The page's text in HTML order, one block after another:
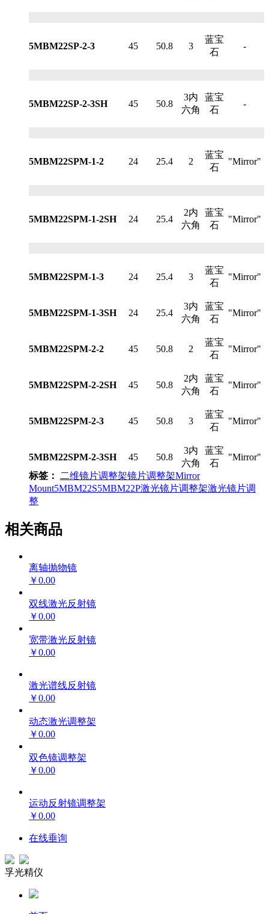
5MBM22SP-2-3 45 50.8 3
蓝宝
石
-
5MBM22SP-2-3SH 45 50.8
3内
六角
蓝宝
石
-
5MBM22SPM-1-2 24 25.4 2
蓝宝
石
"Mirror"
5MBM22SPM-1-2SH 24 25.4
2内
六角
蓝宝
石
"Mirror"
5MBM22SPM-1-3 24 25.4 3
蓝宝
石
"Mirror"
5MBM22SPM-1-3SH 24 25.4
3内
六角
蓝宝
石
"Mirror"
5MBM22SPM-2-2 45 50.8 2
蓝宝
石
"Mirror"
5MBM22SPM-2-2SH 45 50.8
2内
六角
蓝宝
石
"Mirror"
5MBM22SPM-2-3 45 50.8 3
蓝宝
石
"Mirror"
5MBM22SPM-2-3SH 45 50.8
3内
六角
蓝宝
石
"Mirror"
标签：
二维镜片调整架镜片调整架Mirror
Mount5MBM22S5MBM22P激光镜片调整架激光镜片调
整
相关商品
离轴抛物镜
￥0.00
双线激光反射镜
￥0.00
宽带激光反射镜
￥0.00
激光谱线反射镜
￥0.00
动态激光调整架
￥0.00
双色镜调整架
￥0.00
运动反射镜调整架
￥0.00
在线垂询
孚光精仪